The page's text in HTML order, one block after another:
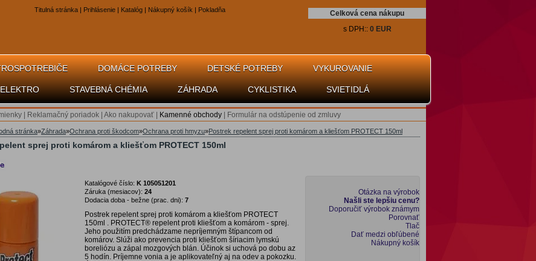
Titulná stránka | Prihlásenie | Katalóg | Nákupný košík | Pokladňa
Celková cena nákupu
s DPH:: 0 EUR
DOMÁCE POTREBY DETSKÉ POTREBY VYKUROVANIE
ELEKTRO STAVEBNÁ CHÉMIA ZÁHRADA CYKLISTIKA SVIETIDLÁ
Reklamačný poriadok Ako nakupovať Kamenné obchody Formulár na odstúpenie od zmluvy
stránka»Záhrada»Ochrana proti škodcom»Ochrana proti hmyzu»Postrek repelent sprej proti komárom a kliešťom PROTECT 150ml
sprej proti komárom a kliešťom PROTECT 150ml
Otázka na výrobok
Našli ste lepšiu cenu?
Doporučiť výrobok známym
Porovnať
Tlač
Dať medzi obľúbené
Nákupný košík
Katalógové číslo: K 105051201
Záruka (mesiacov): 24
Dodacia doba - bežne (prac. dni): 7
Postrek repelent sprej proti komárom a kliešťom PROTECT
150ml . PROTECT® repelent proti kliešťom a komárom - sprej.
Jeho použitím predchádzame nepríjemným štípancom od
komárov. Slúži ako prevencia proti kliešťom šíriacim lymskú
boreliózu a zápal mozgových blán. Účinok si uchová po dobu az
5 hodín. Príjemne vonia a je aplikovateľný aj na odev a pokozku.